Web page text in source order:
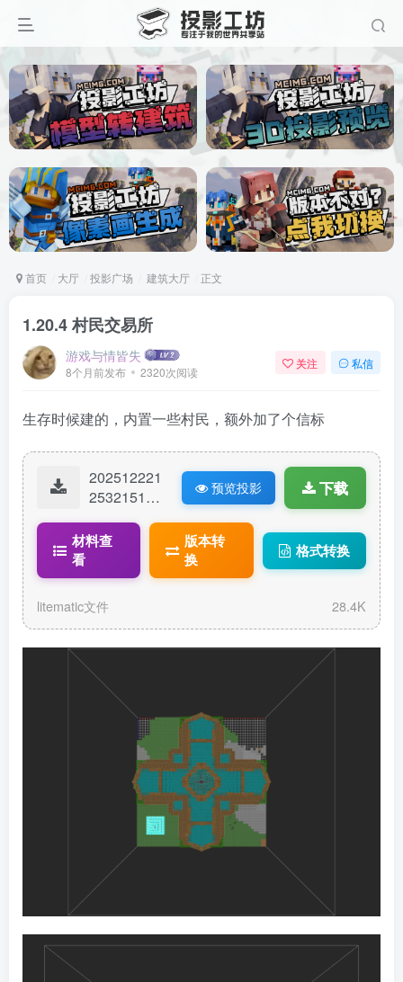
首页 大厅 投影广场 建筑大厅 正文
1.20.4 村民交易所
游戏与情皆失
8个月前发布 2320次阅读
关注 私信
生存时候建的，内置一些村民，额外加了个信标
202512221
25321518-
所.litematic
预览投影 下载
材料查
看
版本转
换
格式转换
litematic文件 28.4K